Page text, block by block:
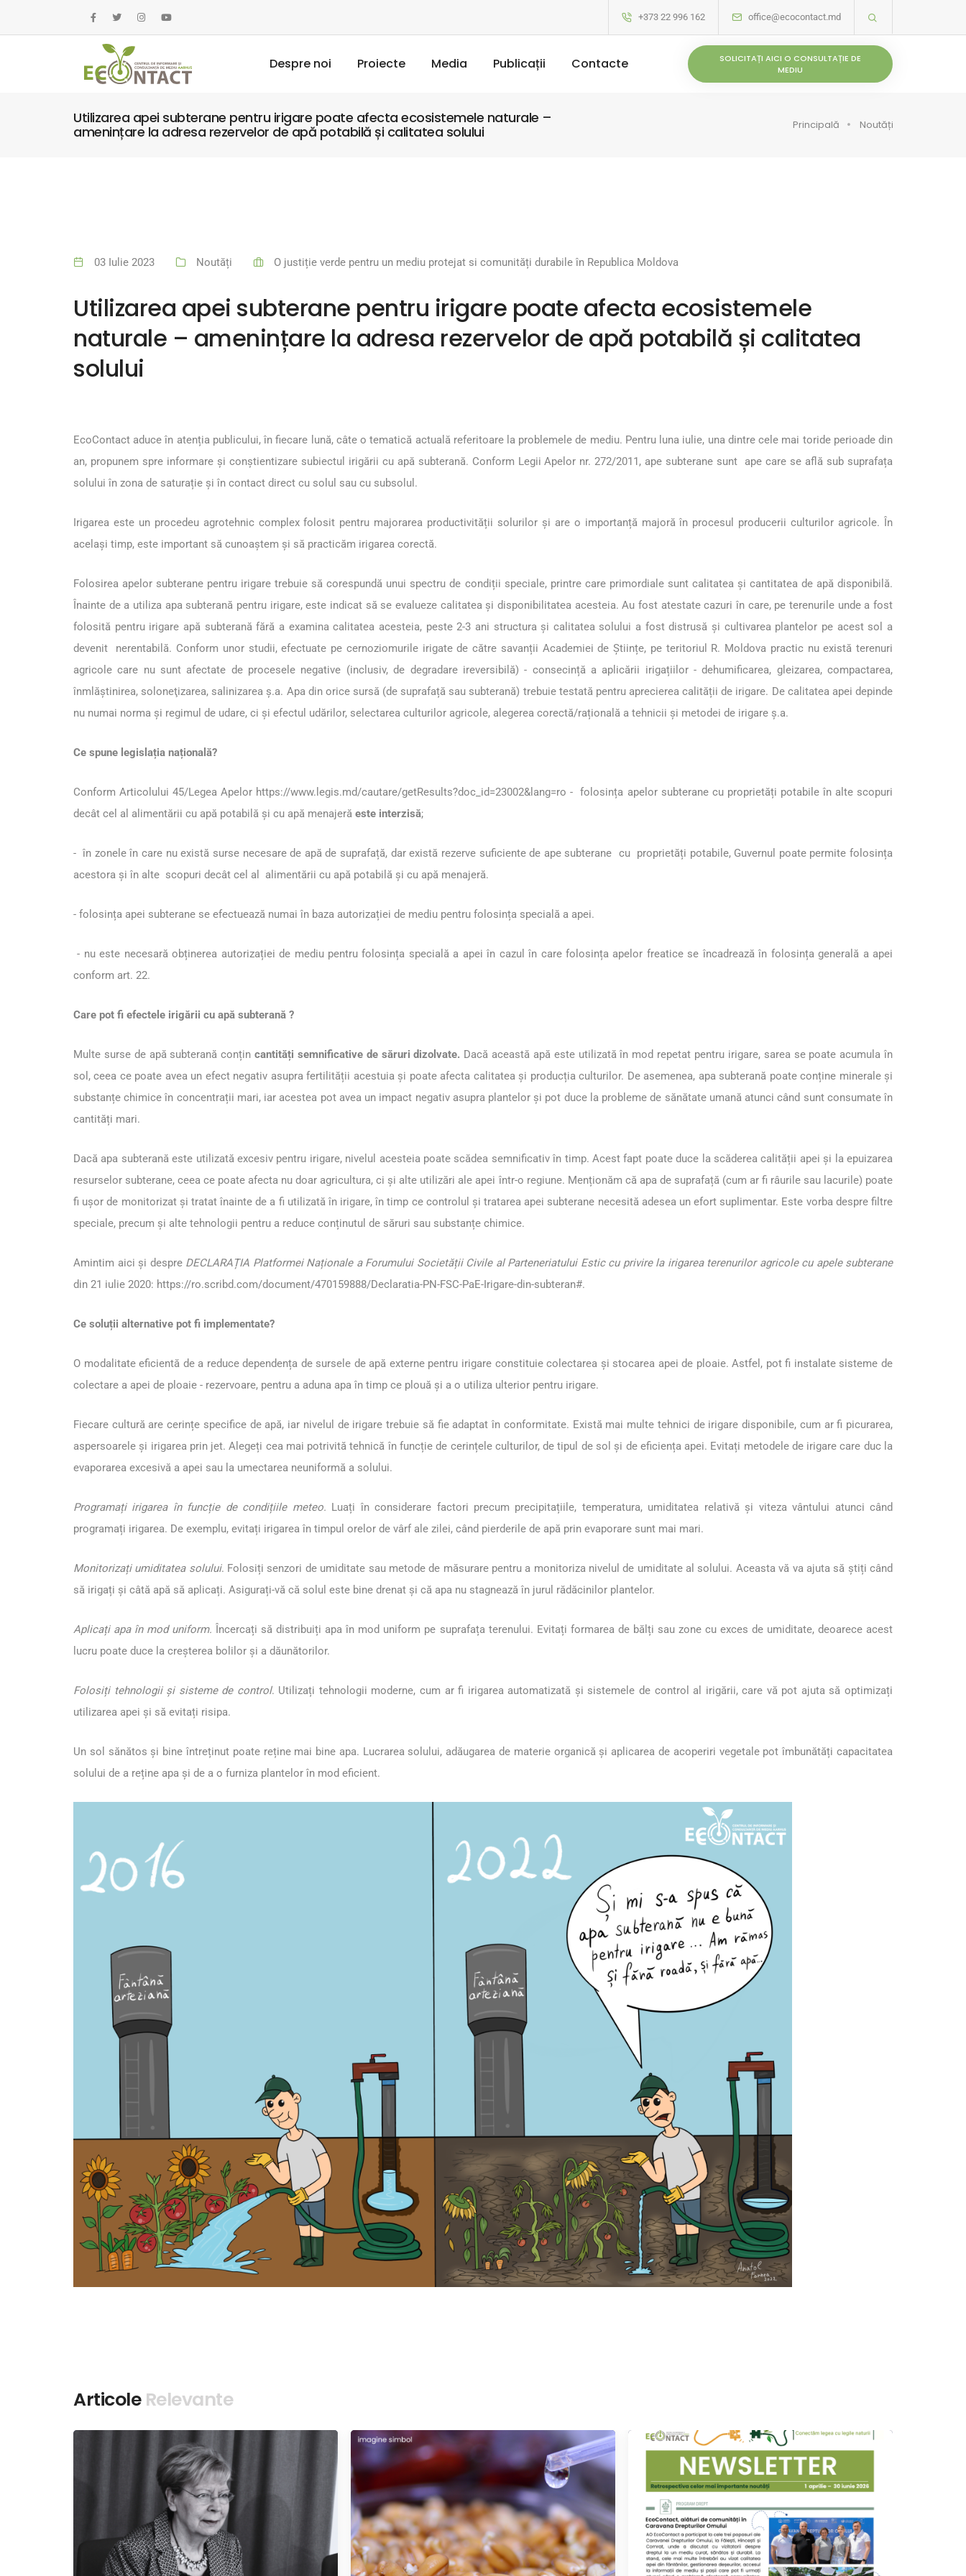
+373 22 996 162 office@ecocontact.md
Despre noi Proiecte Media Publicații Contacte
SOLICITAȚI AICI O CONSULTAȚIE DE
MEDIU
Utilizarea apei subterane pentru irigare poate afecta ecosistemele naturale –
amenințare la adresa rezervelor de apă potabilă și calitatea solului
Principală Noutăți
03 Iulie 2023 Noutăți O justiție verde pentru un mediu protejat si comunități durabile în Republica Moldova
Utilizarea apei subterane pentru irigare poate afecta ecosistemele
naturale – amenințare la adresa rezervelor de apă potabilă și calitatea
solului
EcoContact aduce în atenția publicului, în fiecare lună, câte o tematică actuală referitoare la problemele de mediu. Pentru luna iulie, una dintre cele mai toride perioade din
an, propunem spre informare și conștientizare subiectul irigării cu apă subterană. Conform Legii Apelor nr. 272/2011, ape subterane sunt ape care se află sub suprafața
solului în zona de saturație şi în contact direct cu solul sau cu subsolul.
Irigarea este un procedeu agrotehnic complex folosit pentru majorarea productivității solurilor și are o importanță majoră în procesul producerii culturilor agricole. În
același timp, este important să cunoaștem și să practicăm irigarea corectă.
Folosirea apelor subterane pentru irigare trebuie să corespundă unui spectru de condiții speciale, printre care primordiale sunt calitatea și cantitatea de apă disponibilă.
Înainte de a utiliza apa subterană pentru irigare, este indicat să se evalueze calitatea și disponibilitatea acesteia. Au fost atestate cazuri în care, pe terenurile unde a fost
folosită pentru irigare apă subterană fără a examina calitatea acesteia, peste 2-3 ani structura și calitatea solului a fost distrusă și cultivarea plantelor pe acest sol a
devenit nerentabilă. Conform unor studii, efectuate pe cernoziomurile irigate de către savanții Academiei de Științe, pe teritoriul R. Moldova practic nu există terenuri
agricole care nu sunt afectate de procesele negative (inclusiv, de degradare ireversibilă) - consecință a aplicării irigațiilor - dehumificarea, gleizarea, compactarea,
înmlăştinirea, soloneţizarea, salinizarea ş.a. Apa din orice sursă (de suprafață sau subterană) trebuie testată pentru aprecierea calității de irigare. De calitatea apei depinde
nu numai norma și regimul de udare, ci și efectul udărilor, selectarea culturilor agricole, alegerea corectă/rațională a tehnicii și metodei de irigare ş.a.
Ce spune legislația națională?
Conform Articolului 45/Legea Apelor https://www.legis.md/cautare/getResults?doc_id=23002&lang=ro - folosința apelor subterane cu proprietăți potabile în alte scopuri
decât cel al alimentării cu apă potabilă şi cu apă menajeră este interzisă;
- în zonele în care nu există surse necesare de apă de suprafață, dar există rezerve suficiente de ape subterane cu proprietăți potabile, Guvernul poate permite folosința
acestora şi în alte scopuri decât cel al alimentării cu apă potabilă și cu apă menajeră.
- folosința apei subterane se efectuează numai în baza autorizației de mediu pentru folosința specială a apei.
- nu este necesară obținerea autorizației de mediu pentru folosința specială a apei în cazul în care folosința apelor freatice se încadrează în folosința generală a apei
conform art. 22.
Care pot fi efectele irigării cu apă subterană ?
Multe surse de apă subterană conțincantități semnificative de săruri dizolvate. Dacă această apă este utilizată în mod repetat pentru irigare, sarea se poate acumula în
sol, ceea ce poate avea un efect negativ asupra fertilității acestuia și poate afecta calitatea și producția culturilor. De asemenea, apa subterană poate conține minerale și
substanțe chimice în concentrații mari, iar acestea pot avea un impact negativ asupra plantelor și pot duce la probleme de sănătate umană atunci când sunt consumate în
cantități mari.
Dacă apa subterană este utilizată excesiv pentru irigare, nivelul acesteia poate scădea semnificativ în timp. Acest fapt poate duce la scăderea calității apei și la epuizarea
resurselor subterane, ceea ce poate afecta nu doar agricultura, ci și alte utilizări ale apei într-o regiune. Menționăm că apa de suprafață (cum ar fi râurile sau lacurile) poate
fi ușor de monitorizat și tratat înainte de a fi utilizată în irigare, în timp ce controlul și tratarea apei subterane necesită adesea un efort suplimentar. Este vorba despre filtre
speciale, precum și alte tehnologii pentru a reduce conținutul de săruri sau substanțe chimice.
Amintim aici și despre DECLARAȚIA Platformei Naționale a Forumului Societății Civile al Parteneriatului Estic cu privire la irigarea terenurilor agricole cu apele subterane
din 21 iulie 2020: https://ro.scribd.com/document/470159888/Declaratia-PN-FSC-PaE-Irigare-din-subteran#.
Ce soluții alternative pot fi implementate?
O modalitate eficientă de a reduce dependența de sursele de apă externe pentru irigare constituie colectarea și stocarea apei de ploaie. Astfel, pot fi instalate sisteme de
colectare a apei de ploaie - rezervoare, pentru a aduna apa în timp ce plouă și a o utiliza ulterior pentru irigare.
Fiecare cultură are cerințe specifice de apă, iar nivelul de irigare trebuie să fie adaptat în conformitate. Există mai multe tehnici de irigare disponibile, cum ar fi picurarea,
aspersoarele și irigarea prin jet. Alegeți cea mai potrivită tehnică în funcție de cerințele culturilor, de tipul de sol și de eficiența apei. Evitați metodele de irigare care duc la
evaporarea excesivă a apei sau la umectarea neuniformă a solului.
Programați irigarea în funcție de condițiile meteo. Luați în considerare factori precum precipitațiile, temperatura, umiditatea relativă și viteza vântului atunci când
programați irigarea. De exemplu, evitați irigarea în timpul orelor de vârf ale zilei, când pierderile de apă prin evaporare sunt mai mari.
Monitorizați umiditatea solului. Folosiți senzori de umiditate sau metode de măsurare pentru a monitoriza nivelul de umiditate al solului. Aceasta vă va ajuta să știți când
să irigați și câtă apă să aplicați. Asigurați-vă că solul este bine drenat și că apa nu stagnează în jurul rădăcinilor plantelor.
Aplicați apa în mod uniform. Încercați să distribuiți apa în mod uniform pe suprafața terenului. Evitați formarea de bălți sau zone cu exces de umiditate, deoarece acest
lucru poate duce la creșterea bolilor și a dăunătorilor.
Folosiți tehnologii și sisteme de control. Utilizați tehnologii moderne, cum ar fi irigarea automatizată și sistemele de control al irigării, care vă pot ajuta să optimizați
utilizarea apei și să evitați risipa.
Un sol sănătos și bine întreținut poate reține mai bine apa. Lucrarea solului, adăugarea de materie organică și aplicarea de acoperiri vegetale pot îmbunătăți capacitatea
solului de a reține apa și de a o furniza plantelor în mod eficient.
Articole Relevante